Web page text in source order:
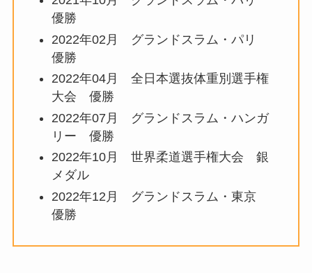
優勝
2022年02月 グランドスラム・パリ
優勝
2022年04月 全日本選抜体重別選手権
大会 優勝
2022年07月 グランドスラム・ハンガ
リー 優勝
2022年10月 世界柔道選手権大会 銀
メダル
2022年12月 グランドスラム・東京
優勝